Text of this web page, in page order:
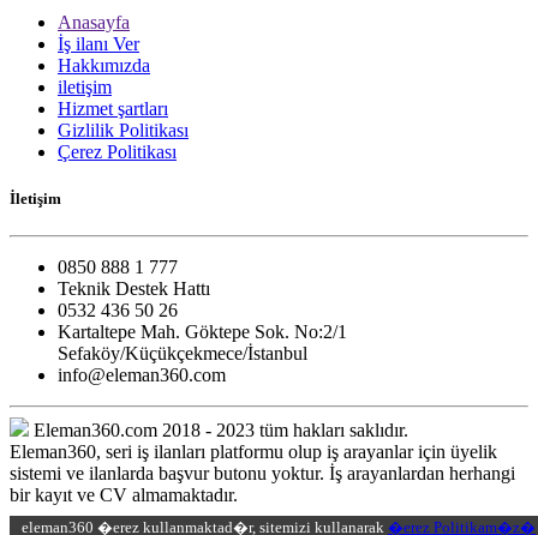
Anasayfa
İş ilanı Ver
Hakkımızda
iletişim
Hizmet şartları
Gizlilik Politikası
Çerez Politikası
İletişim
0850 888 1 777
Teknik Destek Hattı
0532 436 50 26
Kartaltepe Mah. Göktepe Sok. No:2/1
Sefaköy/Küçükçekmece/İstanbul
info@eleman360.com
Eleman360.com 2018 - 2023 tüm hakları saklıdır.
Eleman360, seri iş ilanları platformu olup iş arayanlar için üyelik
sistemi ve ilanlarda başvur butonu yoktur. İş arayanlardan herhangi
bir kayıt ve CV almamaktadır.
eleman360 �erez kullanmaktad�r, sitemizi kullanarak �erez Politikam�z�